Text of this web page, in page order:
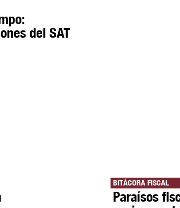
del SAT
BITÁCORA FISCAL
Paraísos